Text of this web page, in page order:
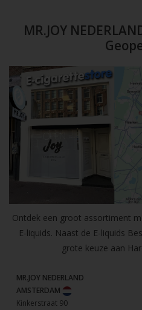
MR.JOY
Ontdek een groot assortiment
E-liquids. Naast de E-liquids
grote keuze aan
MR.JOY NEDERLAND
AMSTERDAM
Kinkerstraat 90